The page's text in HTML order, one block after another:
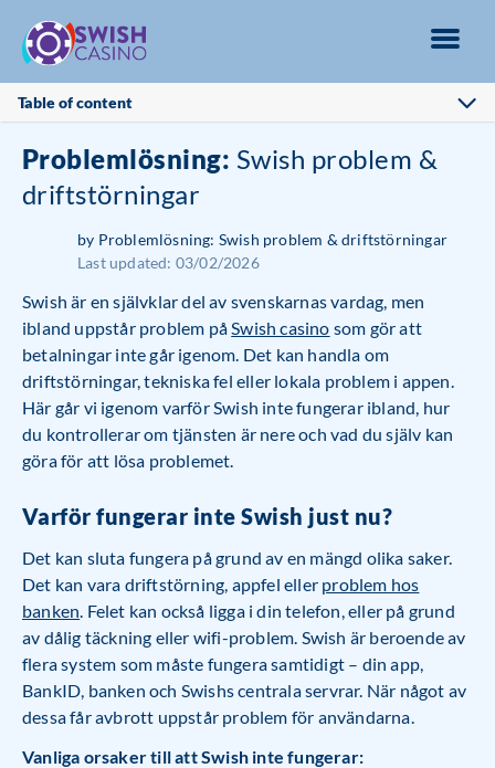
Table of content
Problemlösning: Swish problem &
driftstörningar
by Problemlösning: Swish problem & driftstörningar
Last updated: 03/02/2026
Swish är en självklar del av svenskarnas vardag, men
ibland uppstår problem påSwish casino som gör att
betalningar inte går igenom. Det kan handla om
driftstörningar, tekniska fel eller lokala problem i appen.
Här går vi igenom varför Swish inte fungerar ibland, hur
du kontrollerar om tjänsten är nere och vad du själv kan
göra för att lösa problemet.
Varför fungerar inte Swish just nu?
Det kan sluta fungera på grund av en mängd olika saker.
Det kan vara driftstörning, appfel eller problem hos
banken. Felet kan också ligga i din telefon, eller på grund
av dålig täckning eller wifi-problem. Swish är beroende av
flera system som måste fungera samtidigt – din app,
BankID, banken och Swishs centrala servrar. När något av
dessa får avbrott uppstår problem för användarna.
Vanliga orsaker till att Swish inte fungerar: